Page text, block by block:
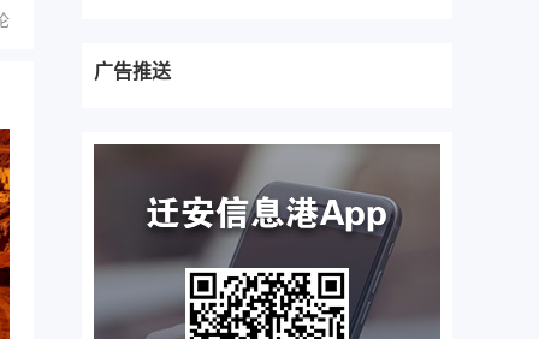
广告推送